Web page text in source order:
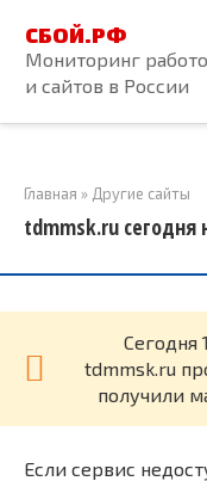
контенту
СБОЙ.РФ
Мониторинг
и сайтов в России
Главная » Другие сайты
tdmmsk.ru сегодня
Cегодня
tdmmsk.ru
получили
Если сервис